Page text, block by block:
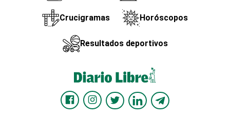
Crucigramas Horóscopos
Resultados deportivos